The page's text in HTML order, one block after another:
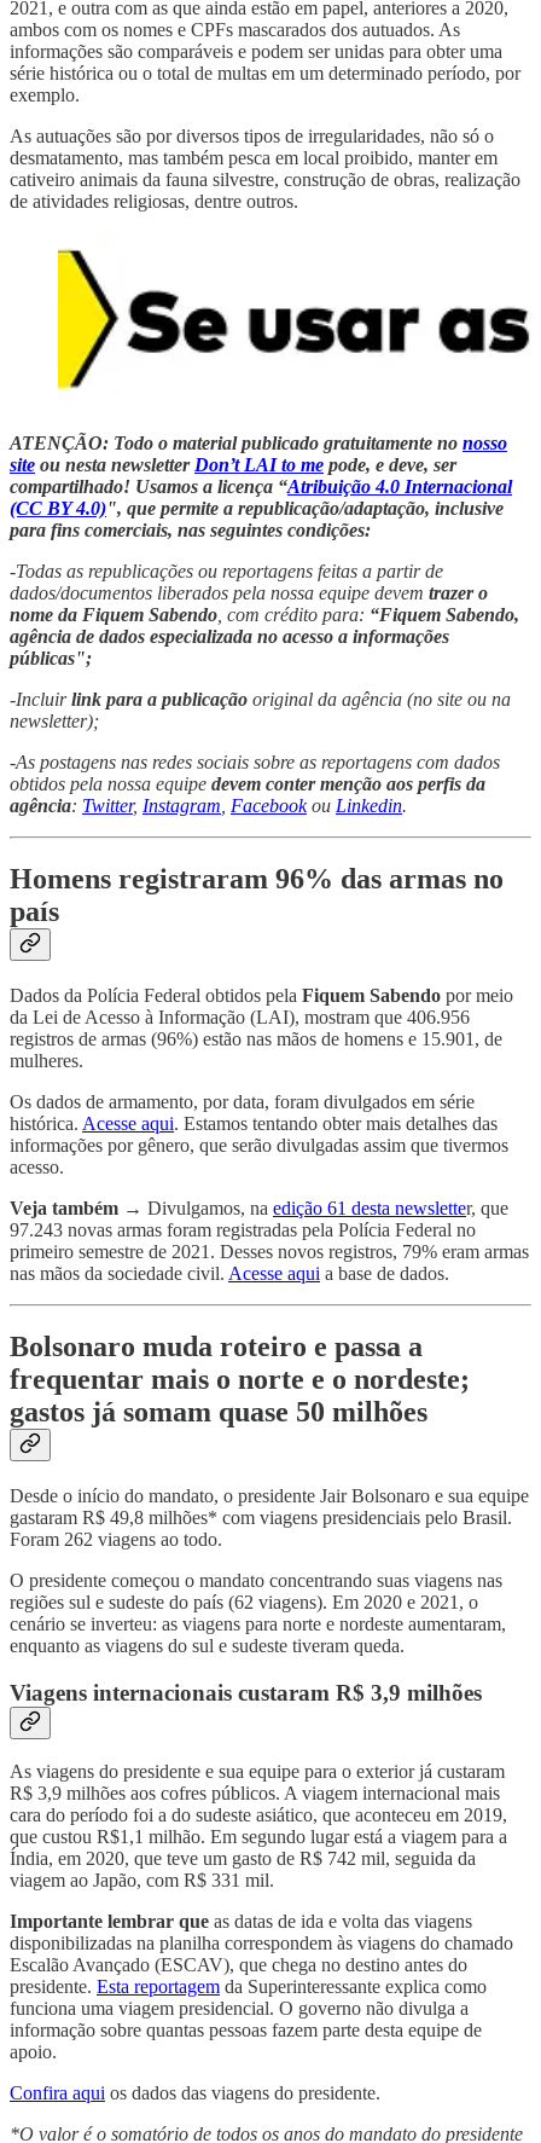
2021, e outra com as que ainda estão em papel, anteriores a 2020,
ambos com os nomes e CPFs mascarados dos autuados. As
informações são comparáveis e podem ser unidas para obter uma
série histórica ou o total de multas em um determinado período, por
exemplo.
As autuações são por diversos tipos de irregularidades, não só o
desmatamento, mas também pesca em local proibido, manter em
cativeiro animais da fauna silvestre, construção de obras, realização
de atividades religiosas, dentre outros.
ATENÇÃO: Todo o material publicado gratuitamente no nosso
site ou nesta newsletter Don’t LAI to me pode, e deve, ser
compartilhado! Usamos a licença “Atribuição 4.0 Internacional
(CC BY 4.0)", que permite a republicação/adaptação, inclusive
para fins comerciais, nas seguintes condições:
-Todas as republicações ou reportagens feitas a partir de
dados/documentos liberados pela nossa equipe devem trazer o
nome da Fiquem Sabendo , com crédito para: “Fiquem Sabendo,
agência de dados especializada no acesso a informações
públicas";
-Incluirlink para a publicação original da agência (no site ou na
newsletter);
-As postagens nas redes sociais sobre as reportagens com dados
obtidos pela nossa equipe devem conter menção aos perfis da
agência: Twitter, Instagram Facebookou Linkedin.
Homens registraram 96% das armas no
país
Dados da Polícia Federal obtidos pela Fiquem Sabendo por meio
da Lei de Acesso à Informação (LAI), mostram que 406.956
registros de armas (96%) estão nas mãos de homens e 15.901, de
mulheres.
Os dados de armamento, por data, foram divulgados em série
histórica. Acesse aqui. Estamos tentando obter mais detalhes das
informações por gênero, que serão divulgadas assim que tivermos
acesso.
Veja também → Divulgamos, na edição 61 desta newsletter, que
97.243 novas armas foram registradas pela Polícia Federal no
primeiro semestre de 2021. Desses novos registros, 79% eram armas
nas mãos da sociedade civil. Acesse aqui a base de dados.
Bolsonaro muda roteiro e passa a
frequentar mais o norte e o nordeste;
gastos já somam quase 50 milhões
Desde o início do mandato, o presidente Jair Bolsonaro e sua equipe
gastaram R$ 49,8 milhões* com viagens presidenciais pelo Brasil.
Foram 262 viagens ao todo.
O presidente começou o mandato concentrando suas viagens nas
regiões sul e sudeste do país (62 viagens). Em 2020 e 2021, o
cenário se inverteu: as viagens para norte e nordeste aumentaram,
enquanto as viagens do sul e sudeste tiveram queda.
Viagens internacionais custaram R$ 3,9 milhões
As viagens do presidente e sua equipe para o exterior já custaram
R$ 3,9 milhões aos cofres públicos. A viagem internacional mais
cara do período foi a do sudeste asiático, que aconteceu em 2019,
que custou R$1,1 milhão. Em segundo lugar está a viagem para a
Índia, em 2020, que teve um gasto de R$ 742 mil, seguida da
viagem ao Japão, com R$ 331 mil.
Importante lembrar que as datas de ida e volta das viagens
disponibilizadas na planilha correspondem às viagens do chamado
Escalão Avançado (ESCAV), que chega no destino antes do
presidente. Esta reportagem da Superinteressante explica como
funciona uma viagem presidencial. O governo não divulga a
informação sobre quantas pessoas fazem parte desta equipe de
apoio.
Confira aqui os dados das viagens do presidente.
*O valor é o somatório de todos os anos do mandato do presidente